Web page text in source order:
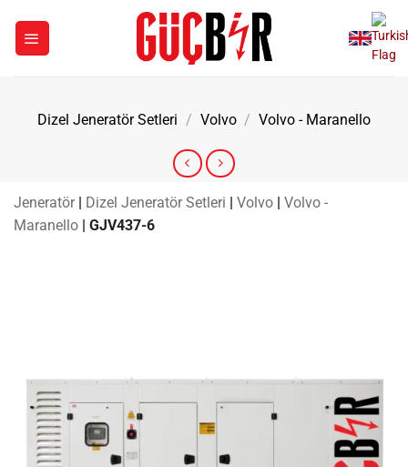
Dizel Jeneratör Setleri / Volvo / Volvo - Maranello
Jeneratör | Dizel Jeneratör Setleri | Volvo | Volvo -
Maranello | GJV437-6